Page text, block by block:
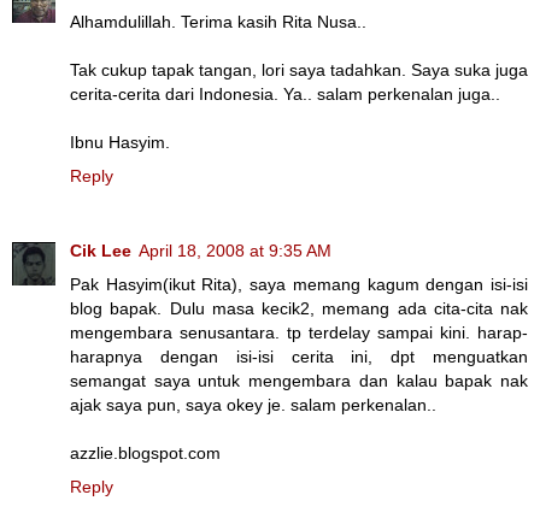
Alhamdulillah. Terima kasih Rita Nusa..
Tak cukup tapak tangan, lori saya tadahkan. Saya suka juga
cerita-cerita dari Indonesia. Ya.. salam perkenalan juga..
Ibnu Hasyim.
Reply
Cik Lee April 18, 2008 at 9:35 AM
Pak Hasyim(ikut Rita), saya memang kagum dengan isi-isi
blog bapak. Dulu masa kecik2, memang ada cita-cita nak
mengembara senusantara. tp terdelay sampai kini. harap-
harapnya dengan isi-isi cerita ini, dpt menguatkan
semangat saya untuk mengembara dan kalau bapak nak
ajak saya pun, saya okey je. salam perkenalan..
azzlie.blogspot.com
Reply